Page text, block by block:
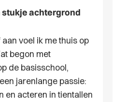
stukje achtergrond
voel ik me thuis op
begon met
de basisschool,
jarenlange passie:
en acteren in tientallen